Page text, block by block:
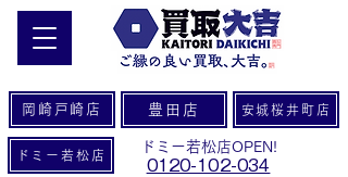
岡崎戸崎店 豊田店 安城桜井町店
ドミー若松店
ドミー若松店OPEN!
0120-102-034